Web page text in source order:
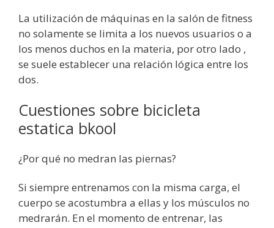
La utilización de máquinas en la salón de fitness
no solamente se limita a los nuevos usuarios o a
los menos duchos en la materia, por otro lado ,
se suele establecer una relación lógica entre los
dos.
Cuestiones sobre bicicleta
estatica bkool
¿Por qué no medran las piernas?
Si siempre entrenamos con la misma carga, el
cuerpo se acostumbra a ellas y los músculos no
medrarán. En el momento de entrenar, las